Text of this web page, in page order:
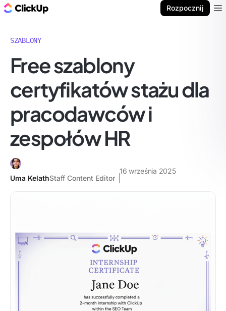
Rozpocznij
SZABLONY
Free szablony
certyfikatów stażu dla
pracodawców i
zespołów HR
Uma KelathStaff Content Editor
16 września 2025